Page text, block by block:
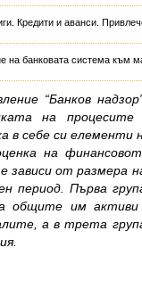
Кредити и аванси.
на банковата система към
“Банков
на
в себе си елементи
на
зависи от размера
период. Първа
общите им
а в трета